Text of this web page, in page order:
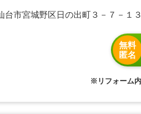
市宮城野区日の出町３－７－１３
無料
匿名
※リフォーム内